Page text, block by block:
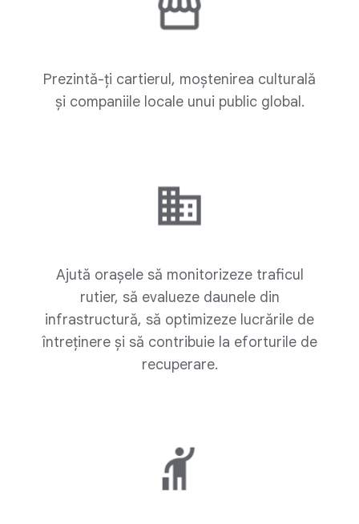
Prezintă-ți cartierul, moștenirea culturală
și companiile locale unui public global.
Ajută orașele să monitorizeze traficul
rutier, să evalueze daunele din
infrastructură, să optimizeze lucrările de
întreținere și să contribuie la eforturile de
recuperare.